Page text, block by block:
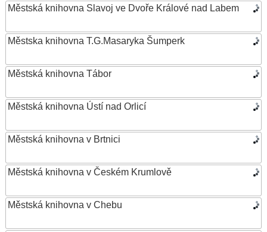
Městská knihovna Slavoj ve Dvoře Králové nad Labem
Městska knihovna T.G.Masaryka Šumperk
Městská knihovna Tábor
Městská knihovna Ústí nad Orlicí
Městská knihovna v Brtnici
Městská knihovna v Českém Krumlově
Městská knihovna v Chebu